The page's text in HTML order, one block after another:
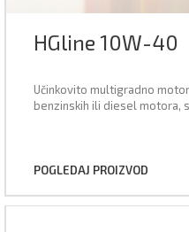
HGline 10W-40
Učinkovito multigradno
benzinskih ili diesel motora,
POGLEDAJ PROIZVOD